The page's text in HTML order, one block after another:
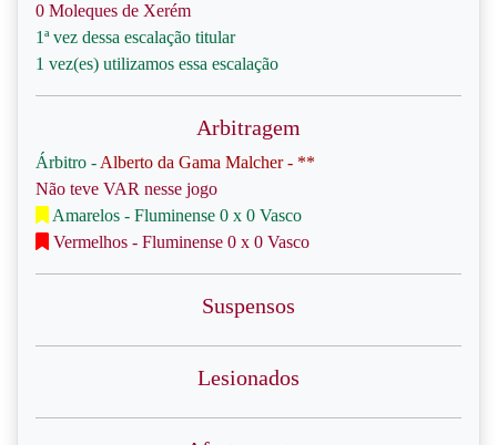
0 Moleques de Xerém
1ª vez dessa escalação titular
1 vez(es) utilizamos essa escalação
Arbitragem
Árbitro - Alberto da Gama Malcher - **
Não teve VAR nesse jogo
Amarelos - Fluminense 0 x 0 Vasco
Vermelhos - Fluminense 0 x 0 Vasco
Suspensos
Lesionados